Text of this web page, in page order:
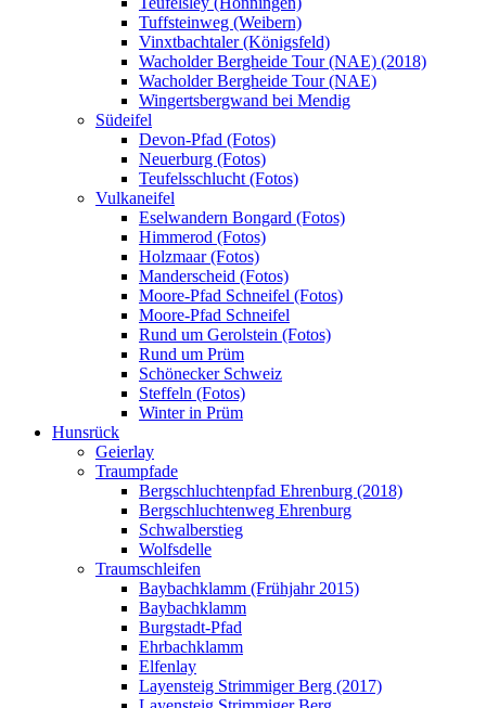
Tuffsteinweg (Weibern)
Vinxtbachtaler (Königsfeld)
Wacholder Bergheide Tour (NAE) (2018)
Wacholder Bergheide Tour (NAE)
Wingertsbergwand bei Mendig
Südeifel
Devon-Pfad (Fotos)
Neuerburg (Fotos)
Teufelsschlucht (Fotos)
Vulkaneifel
Eselwandern Bongard (Fotos)
Himmerod (Fotos)
Holzmaar (Fotos)
Manderscheid (Fotos)
Moore-Pfad Schneifel (Fotos)
Moore-Pfad Schneifel
Rund um Gerolstein (Fotos)
Rund um Prüm
Schönecker Schweiz
Steffeln (Fotos)
Winter in Prüm
Hunsrück
Geierlay
Traumpfade
Bergschluchtenpfad Ehrenburg (2018)
Bergschluchtenweg Ehrenburg
Schwalberstieg
Wolfsdelle
Traumschleifen
Baybachklamm (Frühjahr 2015)
Baybachklamm
Burgstadt-Pfad
Ehrbachklamm
Elfenlay
Layensteig Strimmiger Berg (2017)